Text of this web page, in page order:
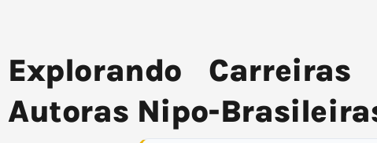
Explorando
Autoras Nipo-